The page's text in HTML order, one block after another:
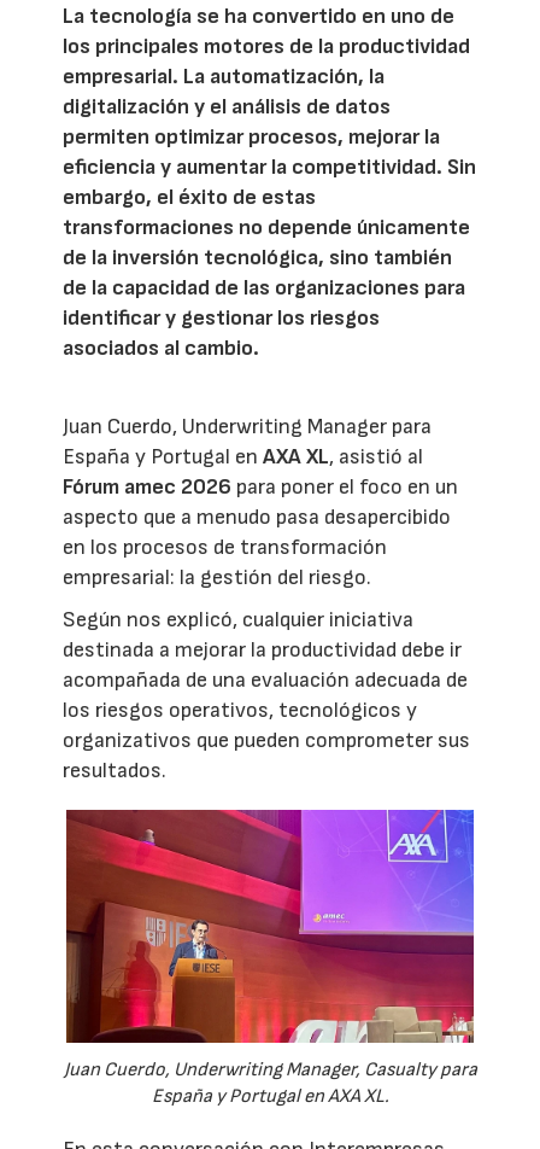
La tecnología se ha convertido en uno de
los principales motores de la productividad
empresarial. La automatización, la
digitalización y el análisis de datos
permiten optimizar procesos, mejorar la
eficiencia y aumentar la competitividad. Sin
embargo, el éxito de estas
transformaciones no depende únicamente
de la inversión tecnológica, sino también
de la capacidad de las organizaciones para
identificar y gestionar los riesgos
asociados al cambio.
Juan Cuerdo, Underwriting Manager para
España y Portugal enAXA XL, asistió al
Fórum amec 2026 para poner el foco en un
aspecto que a menudo pasa desapercibido
en los procesos de transformación
empresarial: la gestión del riesgo.
Según nos explicó, cualquier iniciativa
destinada a mejorar la productividad debe ir
acompañada de una evaluación adecuada de
los riesgos operativos, tecnológicos y
organizativos que pueden comprometer sus
resultados.
Juan Cuerdo, Underwriting Manager, Casualty para
España y Portugal en AXA XL.